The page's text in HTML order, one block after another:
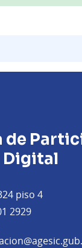
de
Digital
piso 4
2929